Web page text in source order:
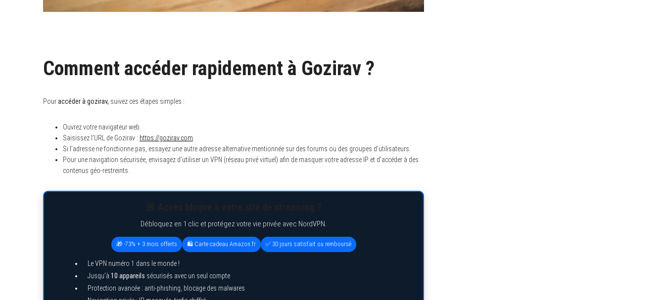
Comment accéder rapidement à Gozirav ?
Pouraccéder à gozirav, suivez ces étapes simples :
Ouvrez votre navigateur web.
Saisissez l’URL de Gozirav : https://gozirav.com
Si l’adresse ne fonctionne pas, essayez une autre adresse alternative mentionnée sur des forums ou des groupes d’utilisateurs.
Pour une navigation sécurisée, envisagez d’utiliser un VPN (réseau privé virtuel) afin de masquer votre adresse IP et d’accéder à des
contenus géo-restreints.
Débloquez en 1 clic et protégez votre vie privée avec NordVPN.
🎁 -73% + 3 mois offerts 🛍️ Carte cadeau Amazon.fr ✅ 30 jours satisfait ou remboursé
Le VPN numéro 1 dans le monde !
Jusqu’à 10 appareils sécurisés avec un seul compte
Protection avancée : anti-phishing, blocage des malwares